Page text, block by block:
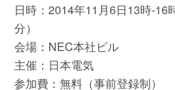
日時：2014年11月6日13時-16
分）
会場：NEC本社ビル
主催：日本電気
参加費：無料（事前登録制）